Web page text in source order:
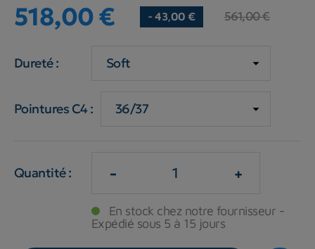
518,00 € - 43,00 € 561,00 €
Dureté :
Pointures C4 :
Quantité : - +
En stock chez notre fournisseur -
Expédié sous 5 à 15 jours